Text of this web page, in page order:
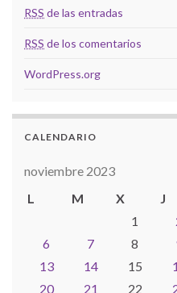
RSS de las entradas
RSS de los comentarios
WordPress.org
CALENDARIO
noviembre 2023
L
M X J
1
6
7 8
13
14 15
20
21 22